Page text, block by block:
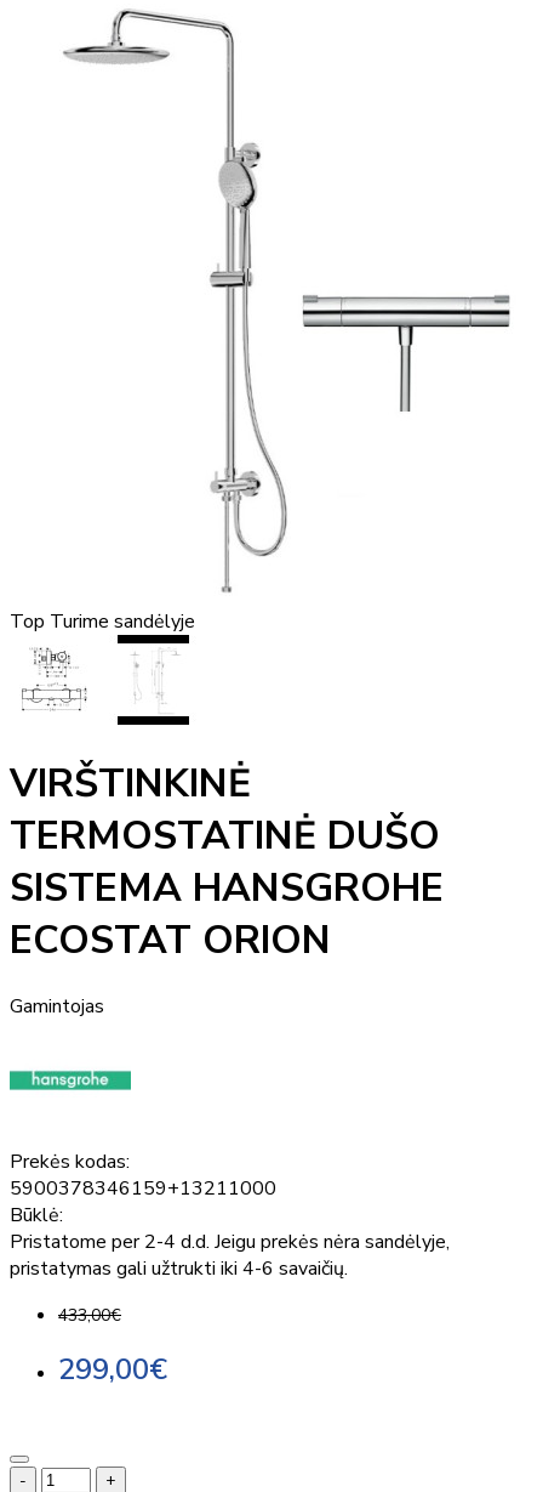
Top Turime sandėlyje
VIRŠTINKINĖ
TERMOSTATINĖ DUŠO
SISTEMA HANSGROHE
ECOSTAT ORION
Gamintojas
Prekės kodas:
5900378346159+13211000
Būklė:
Pristatome per 2-4 d.d. Jeigu prekės nėra sandėlyje,
pristatymas gali užtrukti iki 4-6 savaičių.
433,00€
299,00€
-
+